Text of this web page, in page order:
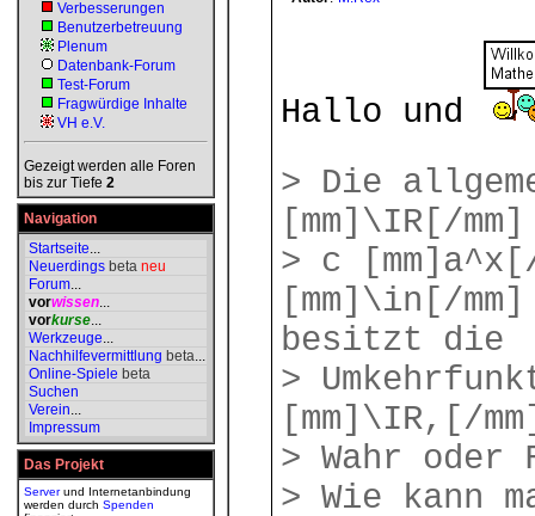
Verbesserungen
Benutzerbetreuung
Plenum
Datenbank-Forum
Test-Forum
Fragwürdige Inhalte
VH e.V.
Gezeigt werden alle Foren
bis zur Tiefe 2
Navigation
Startseite...
Neuerdings beta neu
Forum...
vorwissen...
vorkurse...
Werkzeuge...
Nachhilfevermittlung beta...
Online-Spiele beta
Suchen
Verein...
Impressum
Das Projekt
Serverund Internetanbindung
werden durch Spenden
Hallo und
> Die
[mm]\IR[/
> c
[mm]\in[/
besitzt die
>
[mm]\IR,[/
> Wahr oder
> Wie kann